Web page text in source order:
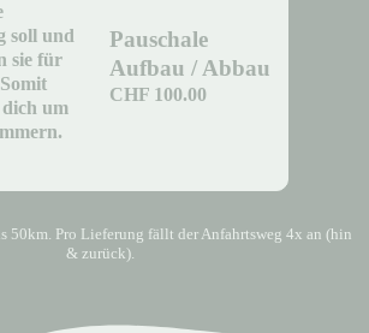
soll und
sie für
um
Pauschale
Aufbau / Abbau
CHF 100.00
50km. Pro Lieferung fällt der Anfahrtsweg 4x an (hin
& zurück).